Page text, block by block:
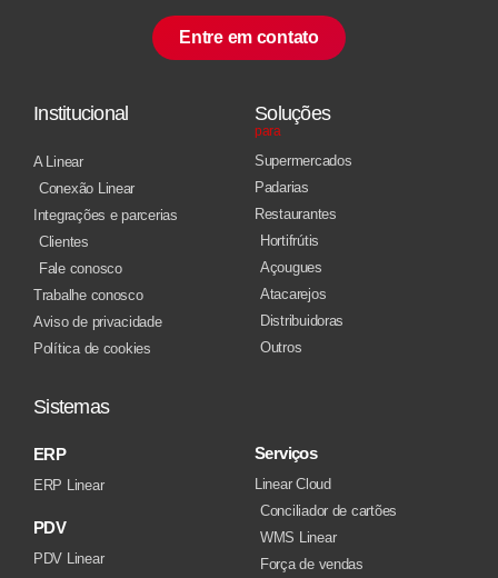
Entre em contato
Institucional
A Linear
Conexão Linear
Integrações e parcerias
Clientes
Fale conosco
Trabalhe conosco
Aviso de privacidade
Política de cookies
Soluções
para
Supermercados
Padarias
Restaurantes
Hortifrútis
Açougues
Atacarejos
Distribuidoras
Outros
Sistemas
ERP
ERP Linear
PDV
PDV Linear
Serviços
Linear Cloud
Conciliador de cartões
WMS Linear
Força de vendas